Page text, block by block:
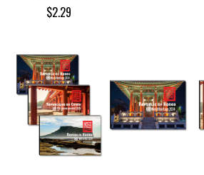
$2.29